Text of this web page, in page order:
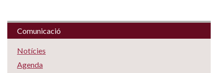
Comunicació
Notícies
Agenda